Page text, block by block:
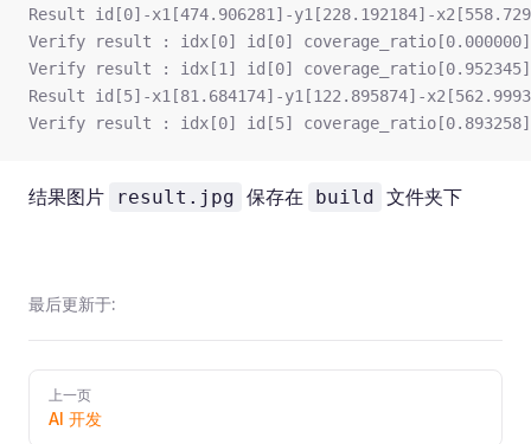
Result id[0]-x1[474.906281]-y1[228.192184]-
Verify result : idx[0] id[0] coverage_ratio[0.000000]
Verify result : idx[1] id[0] coverage_ratio[0.952345]
Result id[5]-x1[81.684174]-y1[122.895874]-
Verify result : idx[0] id[5] coverage_ratio[0.893258]
结果图片 result.jpg 保存在 build 文件夹下
最后更新于:
Pager上一页
AI 开发